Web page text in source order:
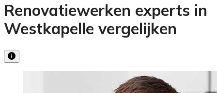
Renovatiewerken experts in
Westkapelle vergelijken